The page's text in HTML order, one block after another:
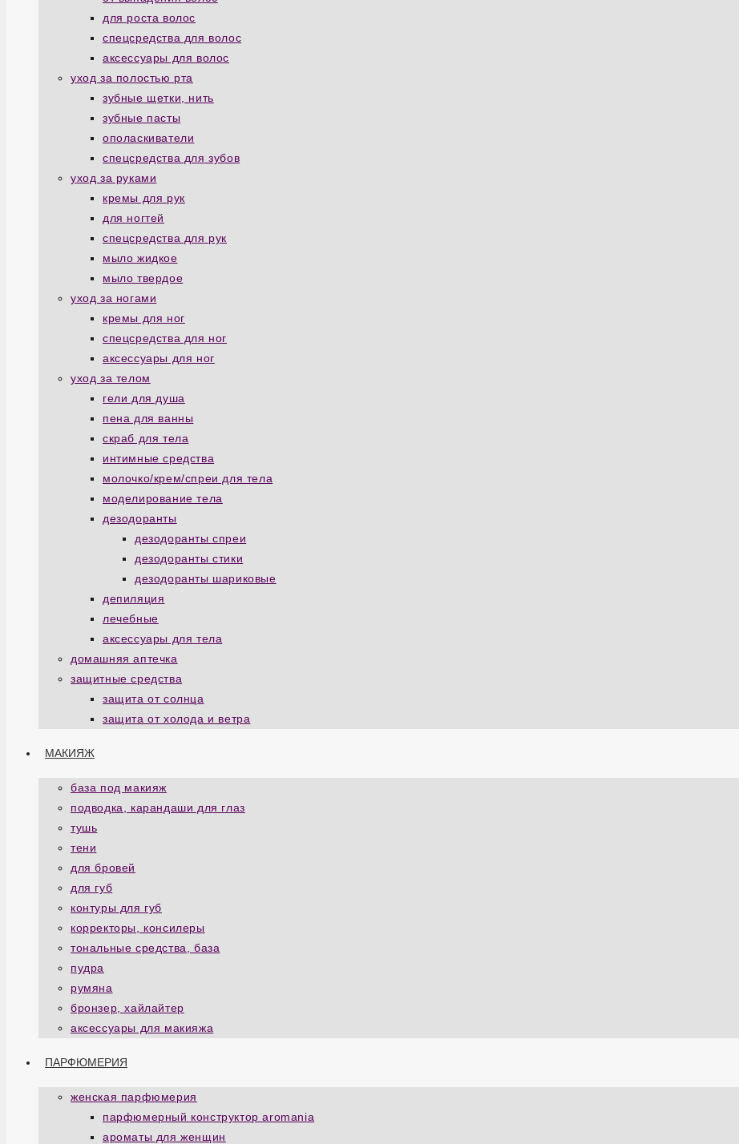
для роста волос
спецсредства для волос
аксессуары для волос
уход за полостью рта
зубные щетки, нить
зубные пасты
ополаскиватели
спецсредства для зубов
уход за руками
кремы для рук
для ногтей
спецсредства для рук
мыло жидкое
мыло твердое
уход за ногами
кремы для ног
спецсредства для ног
аксессуары для ног
уход за телом
гели для душа
пена для ванны
скраб для тела
интимные средства
молочко/крем/спреи для тела
моделирование тела
дезодоранты
дезодоранты спреи
дезодоранты стики
дезодоранты шариковые
депиляция
лечебные
аксессуары для тела
домашняя аптечка
защитные средства
защита от солнца
защита от холода и ветра
МАКИЯЖ
база под макияж
подводка, карандаши для глаз
тушь
тени
для бровей
для губ
контуры для губ
корректоры, консилеры
тональные средства, база
пудра
румяна
бронзер, хайлайтер
аксессуары для макияжа
ПАРФЮМЕРИЯ
женская парфюмерия
парфюмерный конструктор aromania
ароматы для женщин